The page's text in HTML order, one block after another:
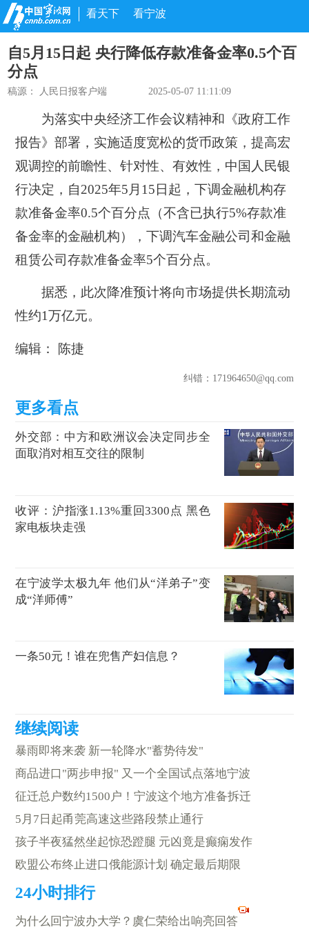
看天下 看宁波
自5月15日起 央行降低存款准备金率0.5个百
分点
稿源： 人民日报客户端 2025-05-07 11:11:09
为落实中央经济工作会议精神和《政府工作
报告》部署，实施适度宽松的货币政策，提高宏
观调控的前瞻性、针对性、有效性，中国人民银
行决定，自2025年5月15日起，下调金融机构存
款准备金率0.5个百分点（不含已执行5%存款准
备金率的金融机构），下调汽车金融公司和金融
租赁公司存款准备金率5个百分点。
据悉，此次降准预计将向市场提供长期流动
性约1万亿元。
编辑： 陈捷
纠错：171964650@qq.com
外交部：中方和欧洲议会决定同步全
面取消对相互交往的限制
收评：沪指涨1.13%重回3300点 黑色
家电板块走强
在宁波学太极九年 他们从“洋弟子”变
成“洋师傅”
一条50元！谁在兜售产妇信息？
暴雨即将来袭 新一轮降水"蓄势待发"
商品进口"两步申报" 又一个全国试点落地宁波
征迁总户数约1500户！宁波这个地方准备拆迁
5月7日起甬莞高速这些路段禁止通行
孩子半夜猛然坐起惊恐蹬腿 元凶竟是癫痫发作
欧盟公布终止进口俄能源计划 确定最后期限
为什么回宁波办大学？虞仁荣给出响亮回答